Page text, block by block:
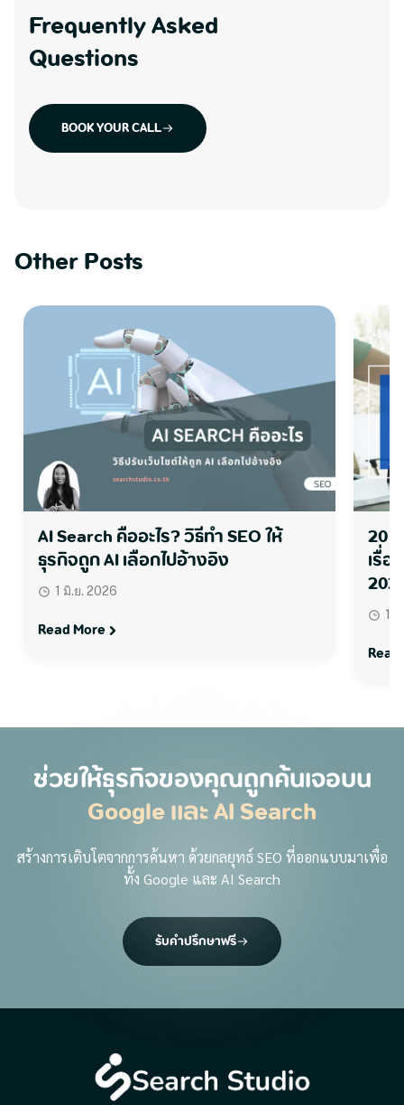
Frequently Asked
Questions
BOOK YOUR CALL
Other Posts
20 SEO Agency ชั้นนำในไทย ตัวจริง
เรื่องดันเว็บติดหน้าแรก ใหม่ล่าสุด
2026
ช่วยให้ธุรกิจของคุณถูกค้นเจอบน
Google และ AI Search
สร้างการเติบโตจากการค้นหา ด้วยกลยุทธ์ SEO ที่ออกแบบมาเพื่อ
ทั้ง Google และ AI Search
รับคำปรึกษาฟรี